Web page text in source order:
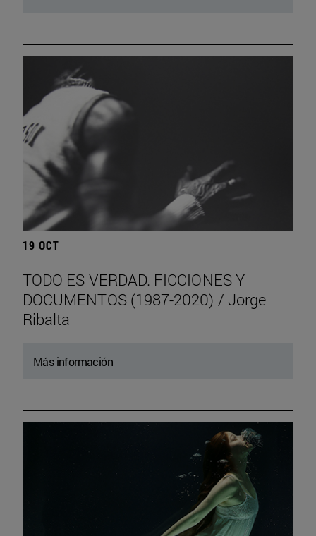
19 OCT
TODO ES VERDAD. FICCIONES Y
DOCUMENTOS (1987-2020) / Jorge
Ribalta
Más información